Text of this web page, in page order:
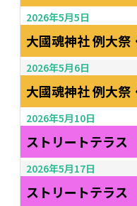
2026年5月5日
大國魂神社 例大祭
2026年5月6日
大國魂神社 例大祭
2026年5月10日
ストリートテラス
2026年5月17日
ストリートテラス